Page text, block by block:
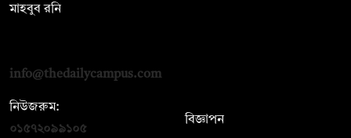
মাহবুব রনি
info@thedailycampus.com
নিউজরুম:
০১৫৭২০৯৯১০৫
বিজ্ঞাপন